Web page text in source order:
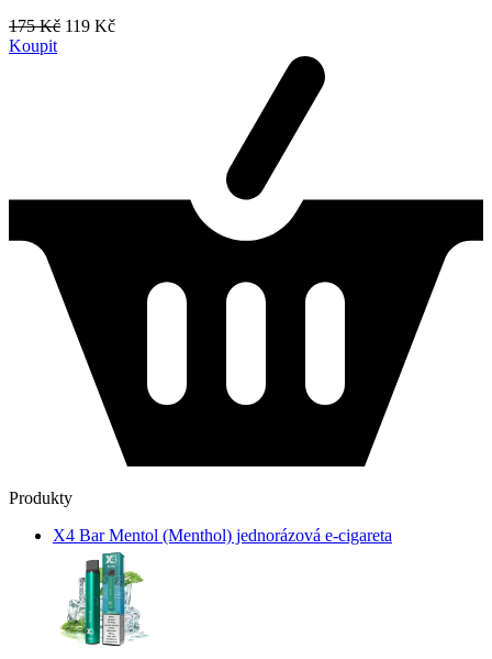
175 Kč 119 Kč
Koupit
Produkty
X4 Bar Mentol (Menthol) jednorázová e-cigareta